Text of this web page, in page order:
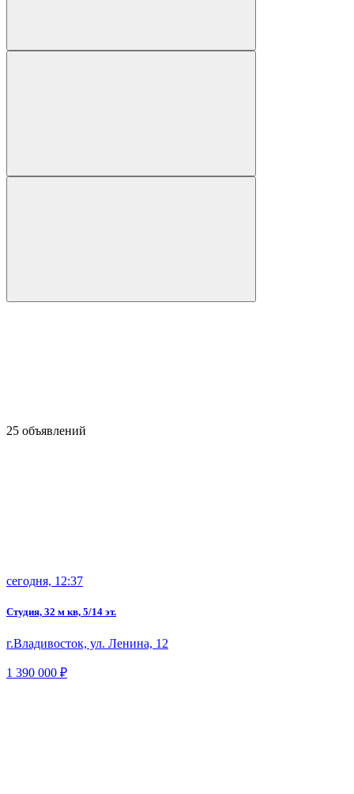
25 объявлений
сегодня, 12:37
Студия, 32 м кв, 5/14 эт.
г.Владивосток, ул. Ленина, 12
1 390 000 ₽